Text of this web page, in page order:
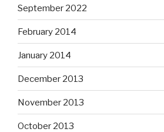
September 2022
February 2014
January 2014
December 2013
November 2013
October 2013